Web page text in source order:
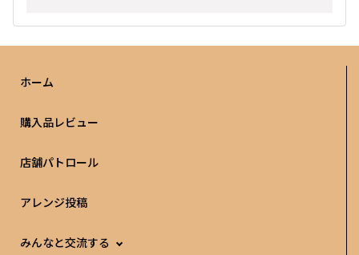
ホーム
購入品レビュー
店舗パトロール
アレンジ投稿
みんなと交流する